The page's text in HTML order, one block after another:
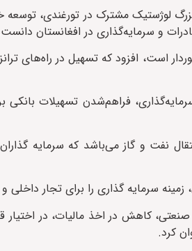
بزرگ لوژستیک مشترک در تورغندی،
و سرمایه‌گذاری در افغانستان
است، افزود که تسهیل در راه‌های
فراهم‌شدن تسهیلات بانکی
نفت و گاز می‌باشد که سرمایه
سرمایه گذاری را برای تجار داخلی
کاهش در اخذ مالیات، در اختیار
کرد.